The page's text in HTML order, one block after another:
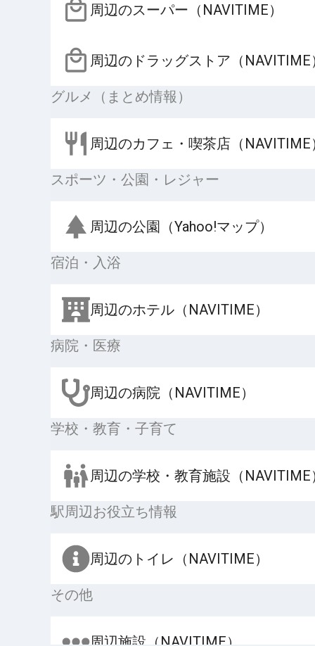
周辺のスーパー（NAVITIME）
周辺のドラッグストア（NAVITIME
グルメ（まとめ情報）
周辺のカフェ・喫茶店（NAVITIME
スポーツ・公園・レジャー
周辺の公園（Yahoo!マップ）
宿泊・入浴
周辺のホテル（NAVITIME）
病院・医療
周辺の病院（NAVITIME）
学校・教育・子育て
周辺の学校・教育施設（NAVITIME
駅周辺お役立ち情報
周辺のトイレ（NAVITIME）
その他
周辺施設（NAVITIME）